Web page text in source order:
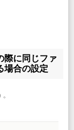
際に同じファ
場合の設定